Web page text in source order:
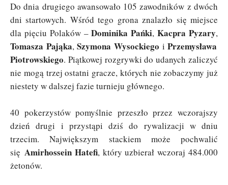
Do dnia drugiego awansowało 105 zawodników z dwóch
dni startowych. Wśród tego grona znalazło się miejsce
dla pięciu Polaków –Dominika Pańki,Kacpra Pyzary,
Tomasza Pająka,Szymona Wysockiego iPrzemysława
Piotrowskiego. Piątkowej rozgrywki do udanych zaliczyć
nie mogą trzej ostatni gracze, których nie zobaczymy już
niestety w dalszej fazie turnieju głównego.
40 pokerzystów pomyślnie przeszło przez wczorajszy
dzień drugi i przystąpi dziś do rywalizacji w dniu
trzecim. Największym stackiem może pochwalić
się Amirhossein Hatefi, który uzbierał wczoraj 484.000
żetonów.